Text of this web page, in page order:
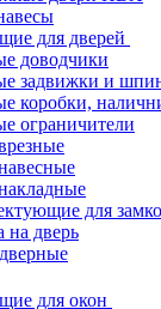
для дверей
доводчики
задвижки и
коробки,
ограничители
для
на дверь
для окон